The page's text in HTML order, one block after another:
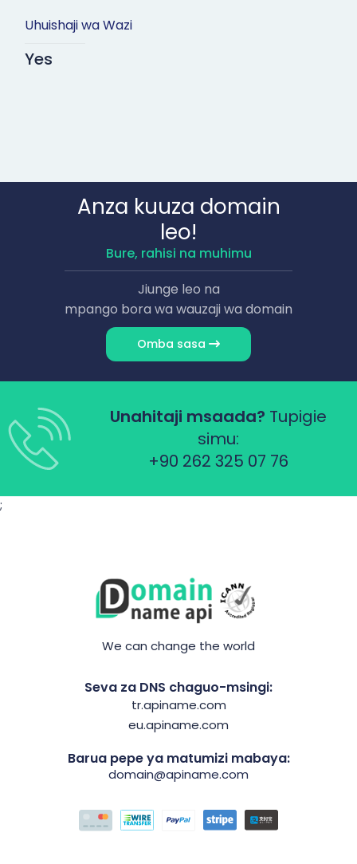
Uhuishaji wa Wazi
Yes
Anza kuuza domain
leo!
Bure, rahisi na muhimu
Jiunge leo na
mpango bora wa wauzaji wa domain
Omba sasa
Unahitaji msaada? Tupigie
simu:
+90 262 325 07 76
;
We can change the world
Seva za DNS chaguo-msingi:
tr.apiname.com
eu.apiname.com
Barua pepe ya matumizi mabaya:
domain@apiname.com